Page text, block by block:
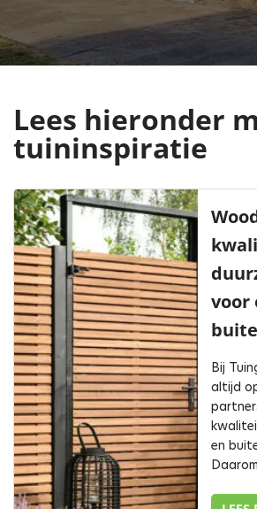
Lees hieronder
tuininspiratie
voor
Bij
altijd
en